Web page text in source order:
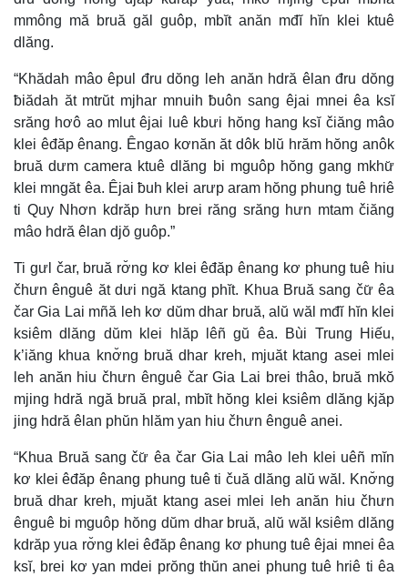
mmông mă bruă găl guôp, mbĭt anăn mđĭ hĭn klei ktuê
dlăng.
“Khădah mâo êpul đru dŏng leh anăn hdră êlan đru dŏng
ƀiădah ăt mtrŭt mjhar mnuih ƀuôn sang êjai mnei êa ksĭ
srăng hơô ao mlut êjai luê kbưi hŏng hang ksĭ čiăng mâo
klei êđăp ênang. Êngao kơnăn ăt dôk blŭ hrăm hŏng anôk
bruă dưm camera ktuê dlăng bi mguôp hŏng gang mkhư̆
klei mngăt êa. Êjai ƀuh klei arưp aram hŏng phung tuê hriê
ti Quy Nhơn kdrăp hưn brei răng srăng hưn mtam čiăng
mâo hdră êlan djŏ guôp.”
Ti gưl čar, bruă rơ̆ng kơ klei êđăp ênang kơ phung tuê hiu
čhưn ênguê ăt dưi ngă ktang phĭt. Khua Bruă sang čư̆ êa
čar Gia Lai mñă leh kơ dŭm dhar bruă, alŭ wăl mđĭ hĭn klei
ksiêm dlăng dŭm klei hlăp lêñ gŭ êa. Bùi Trung Hiếu,
k’iăng khua knơ̆ng bruă dhar kreh, mjuăt ktang asei mlei
leh anăn hiu čhưn ênguê čar Gia Lai brei thâo, bruă mkŏ
mjing hdră ngă bruă pral, mbĭt hŏng klei ksiêm dlăng kjăp
jing hdră êlan phŭn hlăm yan hiu čhưn ênguê anei.
“Khua Bruă sang čư̆ êa čar Gia Lai mâo leh klei uêñ mĭn
kơ klei êđăp ênang phung tuê ti čuă dlăng alŭ wăl. Knơ̆ng
bruă dhar kreh, mjuăt ktang asei mlei leh anăn hiu čhưn
ênguê bi mguôp hŏng dŭm dhar bruă, alŭ wăl ksiêm dlăng
kdrăp yua rơ̆ng klei êđăp ênang kơ phung tuê êjai mnei êa
ksĭ, brei kơ yan mdei prŏng thŭn anei phung tuê hriê ti êa